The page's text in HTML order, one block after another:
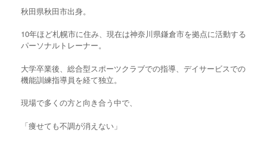
秋田県秋田市出身。
10年ほど札幌市に住み、現在は神奈川県鎌倉市を拠点に活動する
パーソナルトレーナー。
大学卒業後、総合型スポーツクラブでの指導、デイサービスでの
機能訓練指導員を経て独立。
現場で多くの方と向き合う中で、
「痩せても不調が消えない」